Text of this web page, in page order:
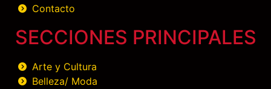
Contacto
SECCIONES PRINCIPALES
Arte y Cultura
Belleza/ Moda